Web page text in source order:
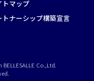
トマップ
トナーシップ構築宣言
Co.,Ltd.
ク
町エリア